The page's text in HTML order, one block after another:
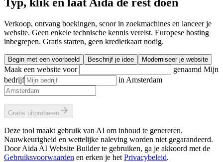
Verkoop, ontvang boekingen, scoor in zoekmachines en lanceer je
website. Geen enkele technische kennis vereist. Europese hosting
inbegrepen. Gratis starten, geen kredietkaart nodig.
Begin met een voorbeeld Beschrijf je idee Moderniseer je website
Maak een website voor genaamd Mijn
bedrijf
in Amsterdam
Gratis uitproberen
Deze tool maakt gebruik van AI om inhoud te genereren.
Nauwkeurigheid en wettelijke naleving worden niet gegarandeerd.
Door Aida AI Website Builder te gebruiken, ga je akkoord met de
Gebruiksvoorwaarden en erken je het Privacybeleid.